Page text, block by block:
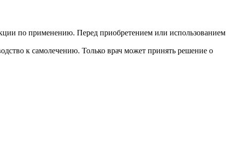
по применению. Перед приобретением или использованием
к самолечению. Только врач может принять решение о